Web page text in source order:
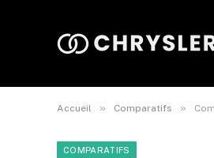
Accueil » Comparatifs »
COMPARATIFS